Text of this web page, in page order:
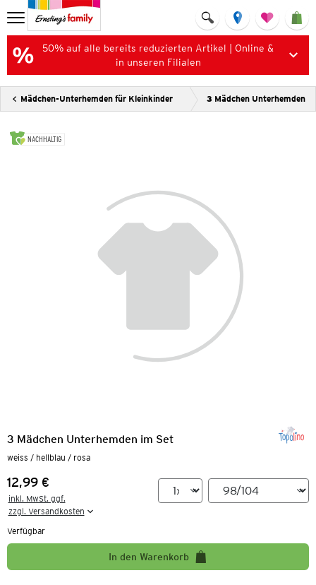
50% auf alle bereits reduzierten Artikel | Online &
in unseren Filialen
Mädchen-Unterhemden für Kleinkinder 3 Mädchen Unterhemden
NACHHALTIG
3 Mädchen Unterhemden im Set
weiss / hellblau / rosa
Preis:
12,99 €
inkl. MwSt. ggf.
zzgl. Versandkosten
Verfügbar
In den Warenkorb